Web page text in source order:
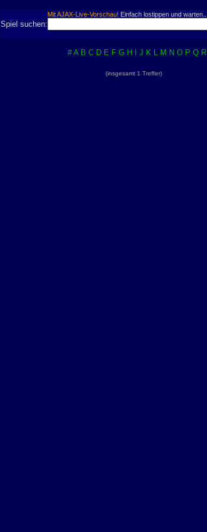
Mit AJAX-Live-Vorschau! Einfach lostippen und warten...
Spiel suchen:
# A B C D E F G H J K L M N O P Q R
(insgesamt 1 Treffer)